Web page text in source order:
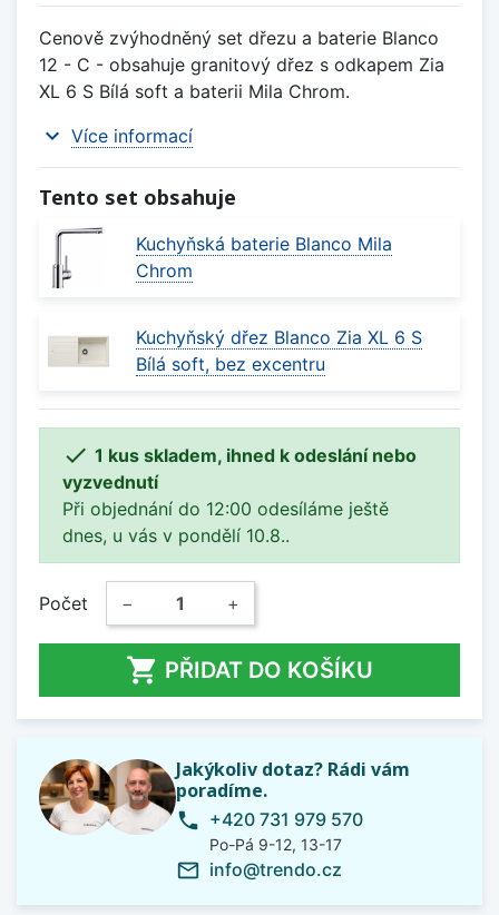
Cenově zvýhodněný set dřezu a baterie Blanco
12 - C - obsahuje granitový dřez s odkapem Zia
XL 6 S Bílá soft a baterii Mila Chrom.
expand_more Více informací
Tento set obsahuje
Kuchyňská baterie Blanco Mila
Chrom
Kuchyňský dřez Blanco Zia XL 6 S
Bílá soft, bez excentru
 1 kus skladem, ihned k odeslání nebo
vyzvednutí
Při objednání do 12:00 odesíláme ještě
dnes, u vás v pondělí 10.8..
Počet − +
 PŘIDAT DO KOŠÍKU
Jakýkoliv dotaz? Rádi vám
poradíme.
phone +420 731 979 570
Po-Pá 9-12, 13-17
mail_outline info@trendo.cz